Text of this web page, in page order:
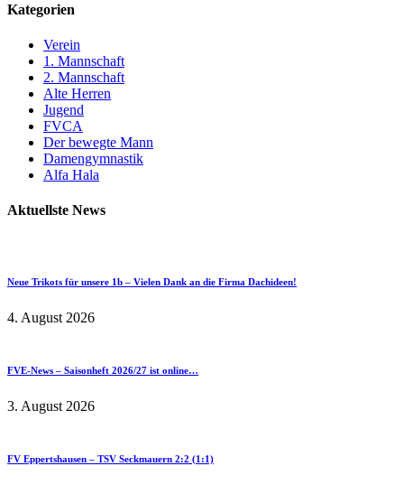
Kategorien
Verein
1. Mannschaft
2. Mannschaft
Alte Herren
Jugend
FVCA
Der bewegte Mann
Damengymnastik
Alfa Hala
Aktuellste News
Neue Trikots für unsere 1b – Vielen Dank an die Firma Dachideen!
4. August 2026
FVE-News – Saisonheft 2026/27 ist online…
3. August 2026
FV Eppertshausen – TSV Seckmauern 2:2 (1:1)